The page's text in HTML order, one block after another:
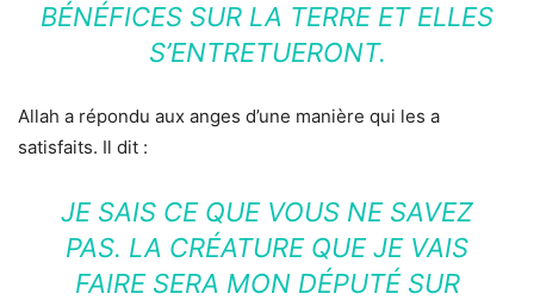
BÉNÉFICES SUR LA TERRE ET ELLES
S’ENTRETUERONT.
Allah a répondu aux anges d’une manière qui les a
satisfaits. Il dit :
JE SAIS CE QUE VOUS NE SAVEZ
PAS. LA CRÉATURE QUE JE VAIS
FAIRE SERA MON DÉPUTÉ SUR